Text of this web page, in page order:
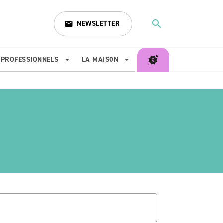
email NEWSLETTER search
PROFESSIONNELS arrow_drop_down LA MAISON arrow_drop_down
search